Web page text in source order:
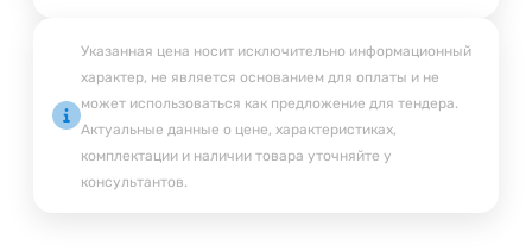
Указанная цена носит исключительно информационный
характер, не является основанием для оплаты и не
может использоваться как предложение для тендера.
Актуальные данные о цене, характеристиках,
комплектации и наличии товара уточняйте у
консультантов.